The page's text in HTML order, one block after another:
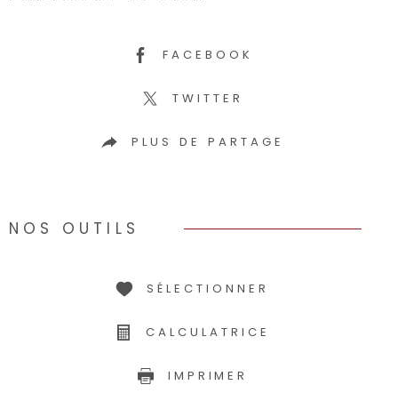
FACEBOOK
TWITTER
PLUS DE PARTAGE
NOS OUTILS
SÉLECTIONNER
CALCULATRICE
IMPRIMER